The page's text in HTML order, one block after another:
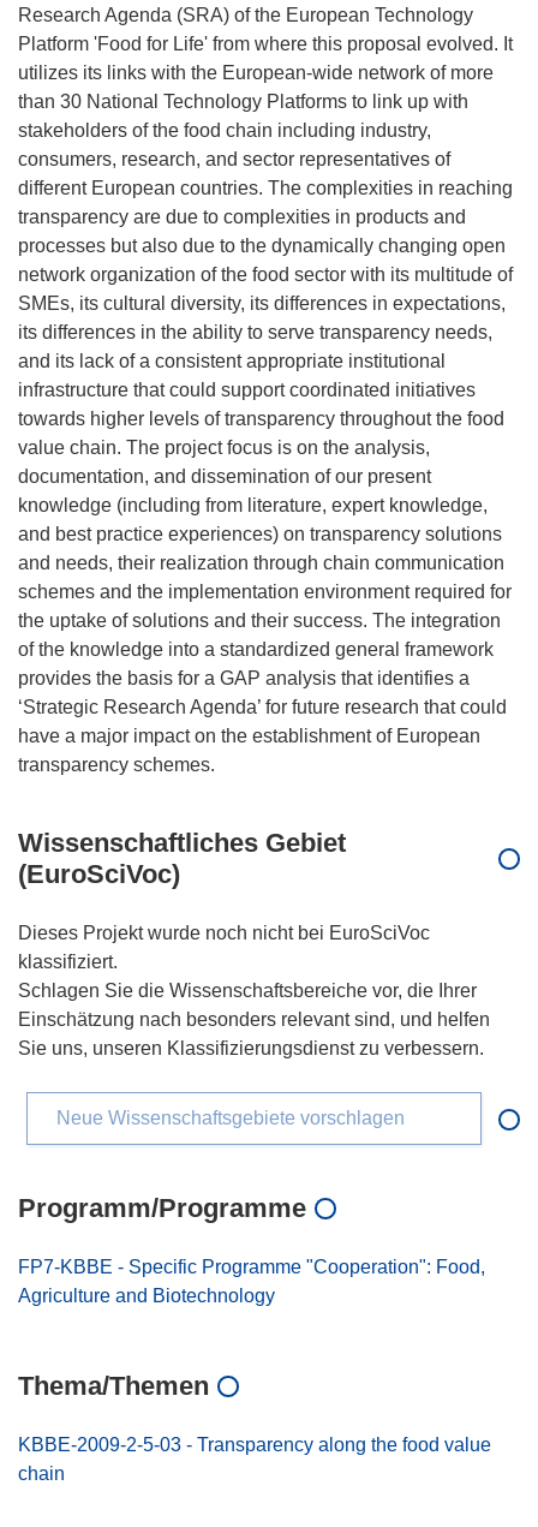
Research Agenda (SRA) of the European Technology
Platform 'Food for Life' from where this proposal evolved. It
utilizes its links with the European-wide network of more
than 30 National Technology Platforms to link up with
stakeholders of the food chain including industry,
consumers, research, and sector representatives of
different European countries. The complexities in reaching
transparency are due to complexities in products and
processes but also due to the dynamically changing open
network organization of the food sector with its multitude of
SMEs, its cultural diversity, its differences in expectations,
its differences in the ability to serve transparency needs,
and its lack of a consistent appropriate institutional
infrastructure that could support coordinated initiatives
towards higher levels of transparency throughout the food
value chain. The project focus is on the analysis,
documentation, and dissemination of our present
knowledge (including from literature, expert knowledge,
and best practice experiences) on transparency solutions
and needs, their realization through chain communication
schemes and the implementation environment required for
the uptake of solutions and their success. The integration
of the knowledge into a standardized general framework
provides the basis for a GAP analysis that identifies a
‘Strategic Research Agenda’ for future research that could
have a major impact on the establishment of European
Wissenschaftliches Gebiet
(EuroSciVoc)
Dieses Projekt wurde noch nicht bei EuroSciVoc
klassifiziert.
Schlagen Sie die Wissenschaftsbereiche vor, die Ihrer
Einschätzung nach besonders relevant sind, und helfen
Sie uns, unseren Klassifizierungsdienst zu verbessern.
Neue Wissenschaftsgebiete vorschlagen
Programm/Programme
FP7-KBBE - Specific Programme "Cooperation": Food,
Agriculture and Biotechnology
Thema/Themen
KBBE-2009-2-5-03 - Transparency along the food value
chain